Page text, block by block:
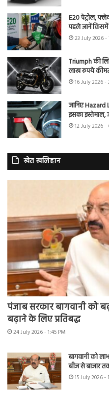
E20 पेट्रोल,
पहले जानें किसमें
23 July 2026 -
Triumph की
लाख रुपये कीमत
16 July 2026 -
जानिए
इसका इस्तेमाल,
12 July 2026 -
खेत खलिहान
पंजाब सरकार बागवानी को
बढ़ाने के लिए प्रतिबद्ध
24 July 2026 - 1:45 PM
बागवानी को
बीज से बाजार
15 July 2026 -